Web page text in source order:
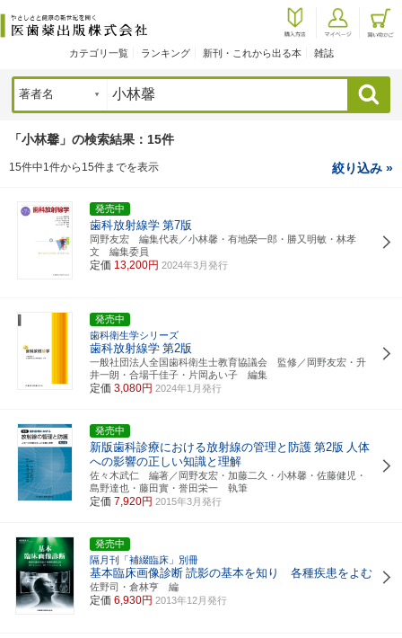
カテゴリ一覧 ランキング 新刊・これから出る本 雑誌
検索
「小林馨」の検索結果：15件
15件中1件から15件までを表示 絞り込み »
発売中
歯科放射線学 第7版
岡野友宏 編集代表／小林馨・有地榮一郎・勝又明敏・林孝
文 編集委員
定価 13,200円 2024年3月発行
発売中
歯科衛生学シリーズ
歯科放射線学 第2版
一般社団法人全国歯科衛生士教育協議会 監修／岡野友宏・升
井一朗・合場千佳子・片岡あい子 編集
定価 3,080円 2024年1月発行
発売中
新版歯科診療における放射線の管理と防護 第2版 人体
への影響の正しい知識と理解
佐々木武仁 編著／岡野友宏・加藤二久・小林馨・佐藤健児・
島野達也・藤田實・誉田栄一 執筆
定価 7,920円 2015年3月発行
発売中
隔月刊「補綴臨床」別冊
基本臨床画像診断 読影の基本を知り 各種疾患をよむ
佐野司・倉林亨 編
定価 6,930円 2013年12月発行